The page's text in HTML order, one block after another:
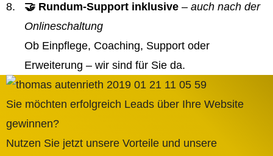
🤝 Rundum-Support inklusive – auch nach der
Onlineschaltung
Ob Einpflege, Coaching, Support oder
Erweiterung – wir sind für Sie da.
Sie möchten erfolgreich Leads über Ihre Website
gewinnen?
Nutzen Sie jetzt unsere Vorteile und unsere